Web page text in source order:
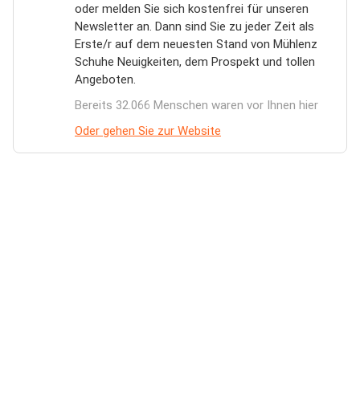
oder melden Sie sich kostenfrei für unseren
Newsletter an. Dann sind Sie zu jeder Zeit als
Erste/r auf dem neuesten Stand von Mühlenz
Schuhe Neuigkeiten, dem Prospekt und tollen
Angeboten.
Bereits 32.066 Menschen waren vor Ihnen hier
Oder gehen Sie zur Website